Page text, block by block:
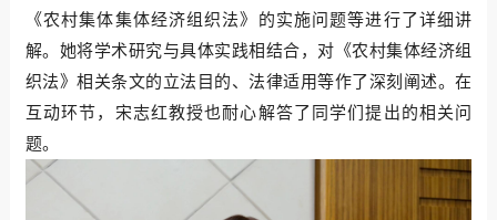
《农村集体集体经济组织法》的实施问题等进行了详细讲
解。她将学术研究与具体实践相结合，对《农村集体经济组
织法》相关条文的立法目的、法律适用等作了深刻阐述。在
互动环节，宋志红教授也耐心解答了同学们提出的相关问
题。